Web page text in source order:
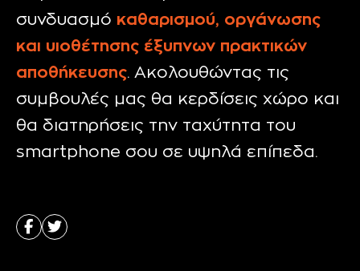
συνδυασμό καθαρισμού, οργάνωσης
και υιοθέτησης έξυπνων πρακτικών
αποθήκευσης. Ακολουθώντας τις
συμβουλές μας θα κερδίσεις χώρο και
θα διατηρήσεις την ταχύτητα του
smartphone σου σε υψηλά επίπεδα.